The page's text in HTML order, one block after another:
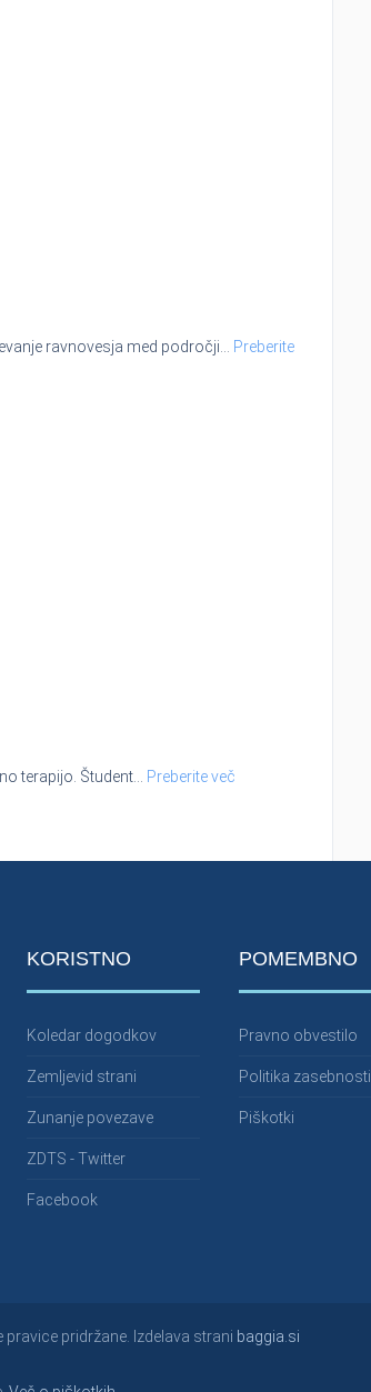
ravnovesja med področji
Preberite
terapijo. Študent
Preberite več
KORISTNO
Koledar dogodkov
Zemljevid strani
Zunanje povezave
ZDTS - Twitter
Facebook
POMEMBNO
Pravno obvestilo
Politika zasebnosti
Piškotki
pridržane. Izdelava strani baggia.si